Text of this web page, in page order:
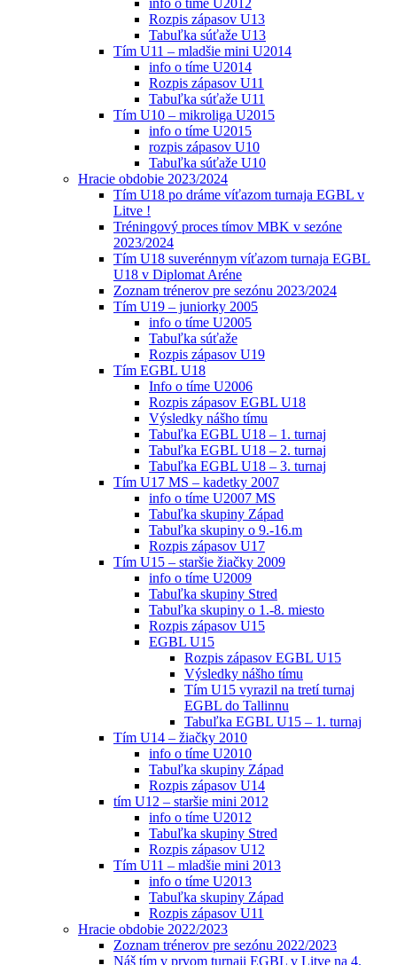
Rozpis zápasov U13
Tabuľka súťaže U13
Tím U11 – mladšie mini U2014
info o tíme U2014
Rozpis zápasov U11
Tabuľka súťaže U11
Tím U10 – mikroliga U2015
info o tíme U2015
rozpis zápasov U10
Tabuľka súťaže U10
Hracie obdobie 2023/2024
Tím U18 po dráme víťazom turnaja EGBL v
Litve !
Tréningový proces tímov MBK v sezóne
2023/2024
Tím U18 suverénnym víťazom turnaja EGBL
U18 v Diplomat Aréne
Zoznam trénerov pre sezónu 2023/2024
Tím U19 – juniorky 2005
info o tíme U2005
Tabuľka súťaže
Rozpis zápasov U19
Tím EGBL U18
Info o tíme U2006
Rozpis zápasov EGBL U18
Výsledky nášho tímu
Tabuľka EGBL U18 – 1. turnaj
Tabuľka EGBL U18 – 2. turnaj
Tabuľka EGBL U18 – 3. turnaj
Tím U17 MS – kadetky 2007
info o tíme U2007 MS
Tabuľka skupiny Západ
Tabuľka skupiny o 9.-16.m
Rozpis zápasov U17
Tím U15 – staršie žiačky 2009
info o tíme U2009
Tabuľka skupiny Stred
Tabuľka skupiny o 1.-8. miesto
Rozpis zápasov U15
EGBL U15
Rozpis zápasov EGBL U15
Výsledky nášho tímu
Tím U15 vyrazil na tretí turnaj
EGBL do Tallinnu
Tabuľka EGBL U15 – 1. turnaj
Tím U14 – žiačky 2010
info o tíme U2010
Tabuľka skupiny Západ
Rozpis zápasov U14
tím U12 – staršie mini 2012
info o tíme U2012
Tabuľka skupiny Stred
Rozpis zápasov U12
Tím U11 – mladšie mini 2013
info o tíme U2013
Tabuľka skupiny Západ
Rozpis zápasov U11
Hracie obdobie 2022/2023
Zoznam trénerov pre sezónu 2022/2023
Náš tím v prvom turnaji EGBL v Litve na 4.